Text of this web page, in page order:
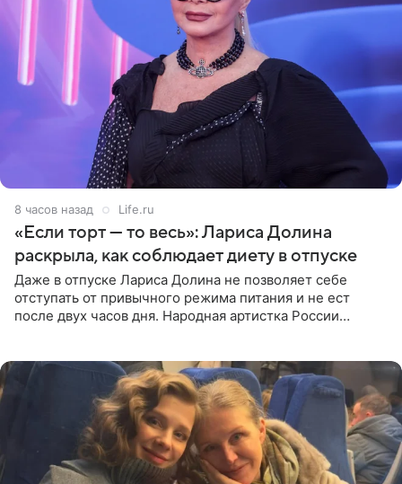
8 часов назад Life.ru
«Если торт — то весь»: Лариса Долина
раскрыла, как соблюдает диету в отпуске
Даже в отпуске Лариса Долина не позволяет себе
отступать от привычного режима питания и не ест
после двух часов дня. Народная артистка России